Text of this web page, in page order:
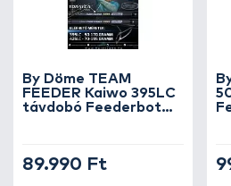
By Döme TEAM
FEEDER Kaiwo 395LC
távdobó Feederbot
89.990 Ft